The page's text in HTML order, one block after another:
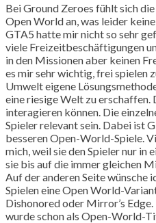
Bei Ground Zeroes fühlt sich
Open World an, was leider
GTA5 hatte mir nicht so sehr
viele Freizeitbeschäftigungen
in den Missionen aber keinen
es mir sehr wichtig, frei spielen
Umwelt eigene
eine riesige Welt zu erschaffen.
interagieren können. Die
Spieler relevant sein. Dabei ist
besseren Open-World-Spiele.
mich, weil sie den Spieler nur in
sie bis auf die immer gleichen
Auf der anderen Seite wünsche
Spielen eine Open World-
Dishonored oder Mirror’s
wurde schon als Open-World-